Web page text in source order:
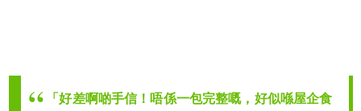
「好差啊啲手信！唔係一包完整嘅，好似喺屋企食